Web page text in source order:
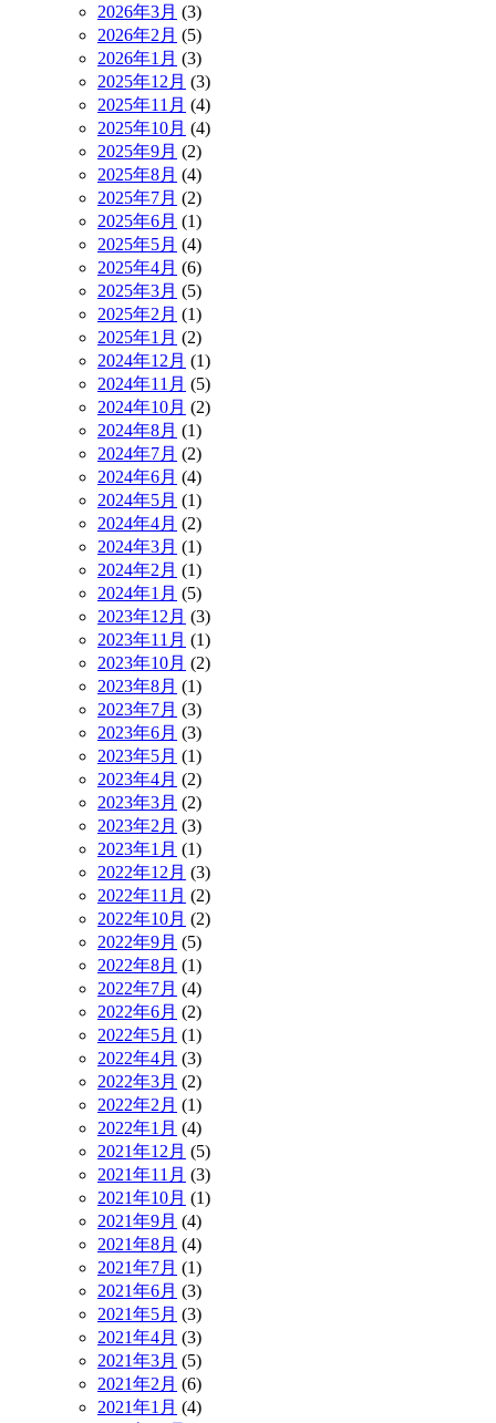
2026年3月 (3)
2026年2月 (5)
2026年1月 (3)
2025年12月 (3)
2025年11月 (4)
2025年10月 (4)
2025年9月 (2)
2025年8月 (4)
2025年7月 (2)
2025年6月 (1)
2025年5月 (4)
2025年4月 (6)
2025年3月 (5)
2025年2月 (1)
2025年1月 (2)
2024年12月 (1)
2024年11月 (5)
2024年10月 (2)
2024年8月 (1)
2024年7月 (2)
2024年6月 (4)
2024年5月 (1)
2024年4月 (2)
2024年3月 (1)
2024年2月 (1)
2024年1月 (5)
2023年12月 (3)
2023年11月 (1)
2023年10月 (2)
2023年8月 (1)
2023年7月 (3)
2023年6月 (3)
2023年5月 (1)
2023年4月 (2)
2023年3月 (2)
2023年2月 (3)
2023年1月 (1)
2022年12月 (3)
2022年11月 (2)
2022年10月 (2)
2022年9月 (5)
2022年8月 (1)
2022年7月 (4)
2022年6月 (2)
2022年5月 (1)
2022年4月 (3)
2022年3月 (2)
2022年2月 (1)
2022年1月 (4)
2021年12月 (5)
2021年11月 (3)
2021年10月 (1)
2021年9月 (4)
2021年8月 (4)
2021年7月 (1)
2021年6月 (3)
2021年5月 (3)
2021年4月 (3)
2021年3月 (5)
2021年2月 (6)
2021年1月 (4)